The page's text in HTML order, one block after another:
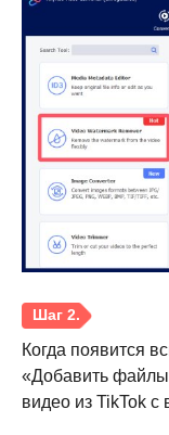
Когда появится
«Добавить
видео из TikTok